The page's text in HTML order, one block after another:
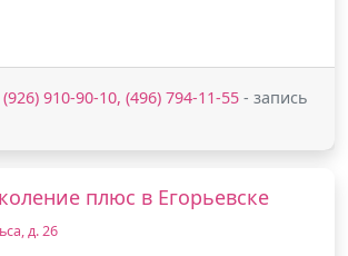
910-90-10, (496) 794-11-55 - запись
плюс в Егорьевске
д. 26